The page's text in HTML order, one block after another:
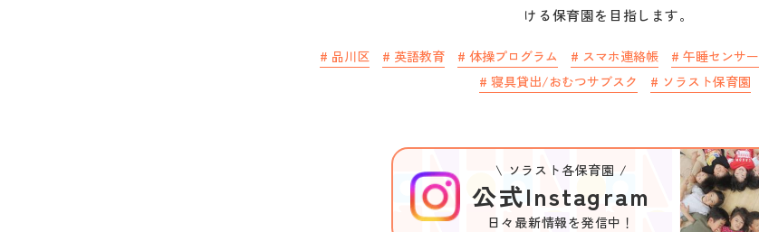
ける保育園を目指します。
# 品川区 # 英語教育 # 体操プログラム # スマホ連絡帳 # 午睡センサー
# 寝具貸出/おむつサブスク # ソラスト保育園
\ ソラスト各保育園 /
公式Instagram
日々最新情報を発信中！